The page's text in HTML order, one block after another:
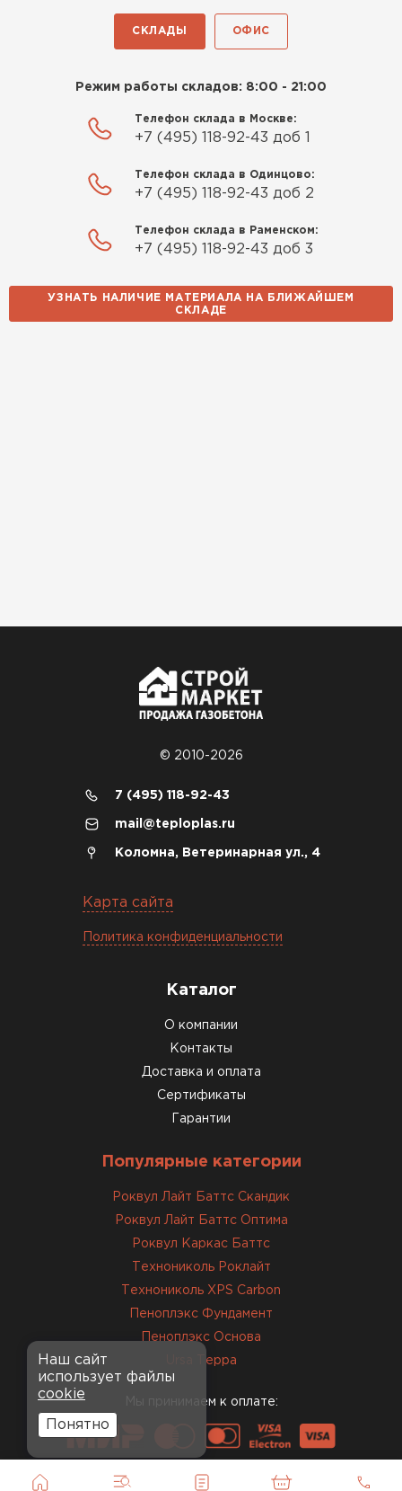
СКЛАДЫ ОФИС
Режим работы складов: 8:00 - 21:00
Телефон склада в Москве:
+7 (495) 118-92-43 доб 1
Телефон склада в Одинцово:
+7 (495) 118-92-43 доб 2
Телефон склада в Раменском:
+7 (495) 118-92-43 доб 3
УЗНАТЬ НАЛИЧИЕ МАТЕРИАЛА НА БЛИЖАЙШЕМ
СКЛАДЕ
© 2010-2026
7 (495) 118-92-43
mail@teploplas.ru
Коломна, Ветеринарная ул., 4
Карта сайта
Политика конфиденциальности
Каталог
О компании
Контакты
Доставка и оплата
Сертификаты
Гарантии
Популярные категории
Роквул Лайт Баттс Скандик
Роквул Лайт Баттс Оптима
Роквул Каркас Баттс
Технониколь Роклайт
Технониколь XPS Carbon
Пеноплэкс Фундамент
Пеноплэкс Основа
Ursa Терра
Мы принимаем к оплате:
Утеплитель Неман
Сэндвич-панели
Утеплитель Baswool
Утеплитель Izolife
Наш сайт
использует файлы
cookie
Понятно